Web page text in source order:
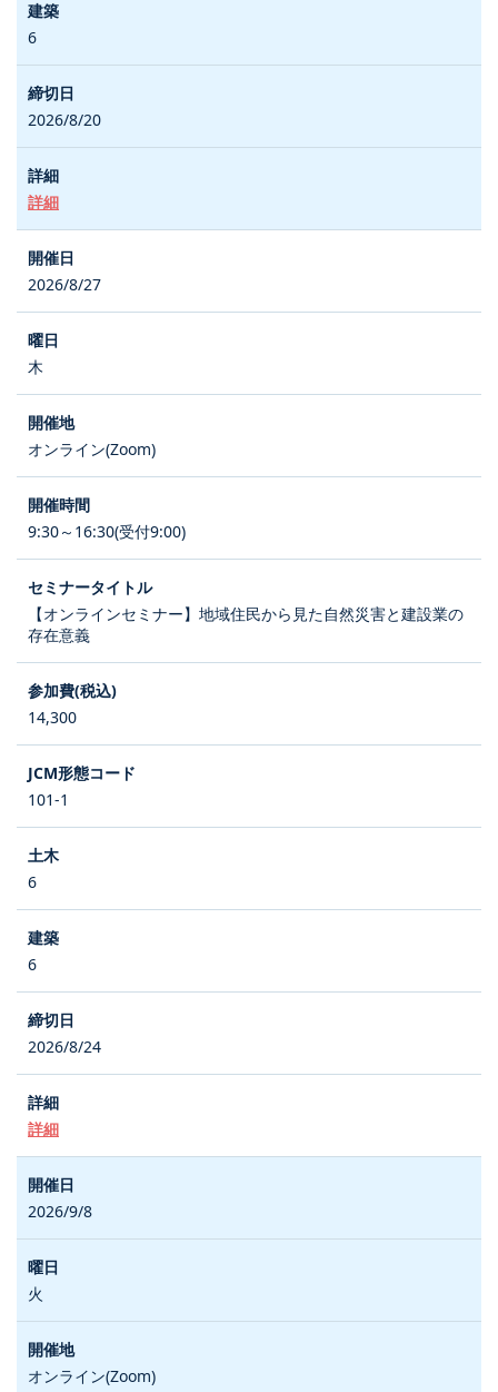
6
2026/8/20
詳細
2026/8/27
木
オンライン(Zoom)
9:30～16:30(受付9:00)
【オンラインセミナー】地域住民から見た自然災害と建設業の
存在意義
14,300
101-1
6
6
2026/8/24
詳細
2026/9/8
火
オンライン(Zoom)